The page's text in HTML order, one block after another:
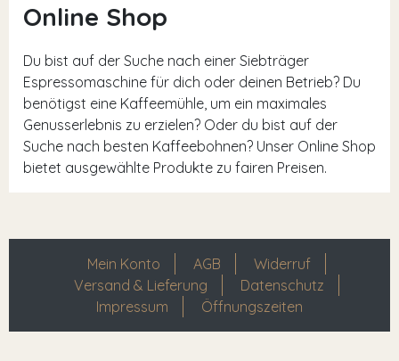
Online Shop
Du bist auf der Suche nach einer Siebträger
Espressomaschine für dich oder deinen Betrieb? Du
benötigst eine Kaffeemühle, um ein maximales
Genusserlebnis zu erzielen? Oder du bist auf der
Suche nach besten Kaffeebohnen? Unser Online Shop
bietet ausgewählte Produkte zu fairen Preisen.
Mein Konto AGB
Widerruf
Versand & Lieferung
Datenschutz
Impressum
Öffnungszeiten